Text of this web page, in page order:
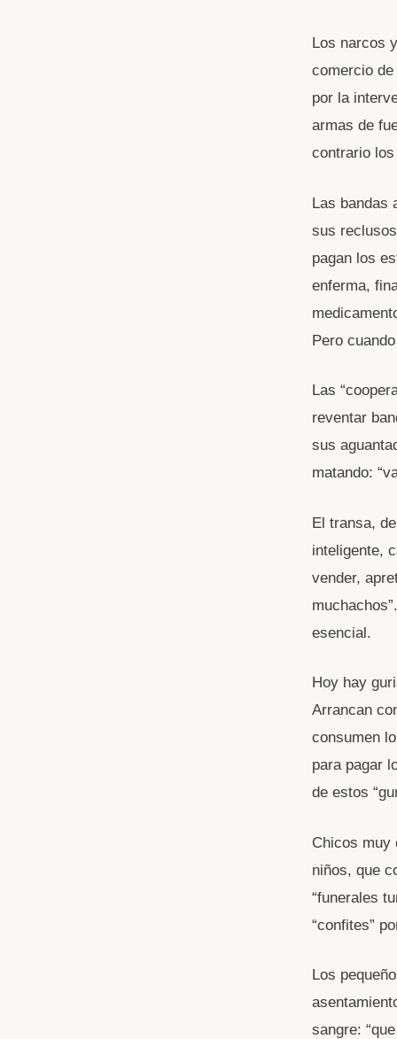
Los narcos
comercio
por la
armas de
contrario los
Las bandas
sus
pagan los
enferma,
Pero
Las
reventar
sus
matando:
El transa,
inteligente,
vender,
esencial.
Hoy hay
Arrancan
consumen
para pagar
de estos
Chicos muy
niños, que
“funerales
“confites”
Los
sangre: